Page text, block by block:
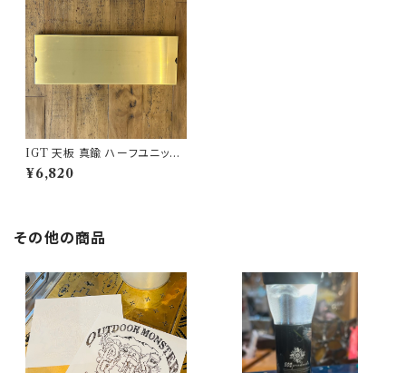
IGT 天板 真鍮 ハーフユニット
【 無地 】アイアングリルテーブル
Snow Peak スノーピーク
¥6,820
その他の商品